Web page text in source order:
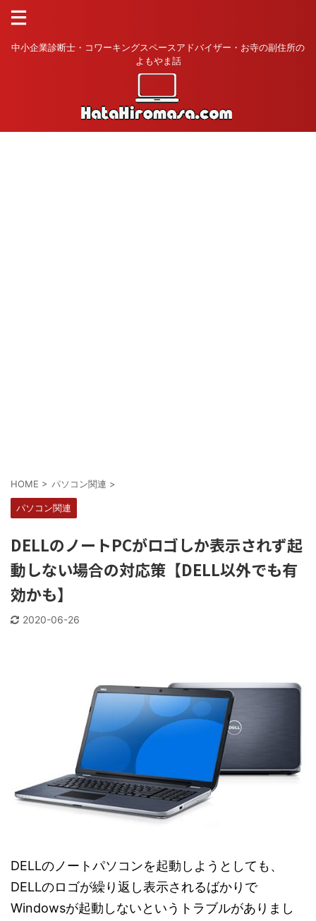
中小企業診断士・コワーキングスペースアドバイザー・お寺の副住所の
よもやま話
HOME > パソコン関連 >
パソコン関連
DELLのノートPCがロゴしか表示されず起
動しない場合の対応策【DELL以外でも有
効かも】
2020-06-26
DELLのノートパソコンを起動しようとしても、
DELLのロゴが繰り返し表示されるばかりで
Windowsが起動しないというトラブルがありまし